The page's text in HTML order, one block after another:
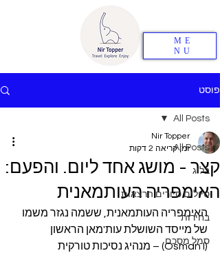
ME
NU
פוסט
All Posts
בלוג
טיולים סיורים הרצאות
בחירות
סמל מסכם
All Posts
קצר - מושג אחד ליום. והפעם:
האימפריה העותמאנית
Nir Topper
זמן קריאה 2 דקות
האימפריה העותמאנית, ששמה נגזר משמו
של מייסד השושלת עות'מאן הראשון
(Osman I) – מנהיג נסיכות טורקית